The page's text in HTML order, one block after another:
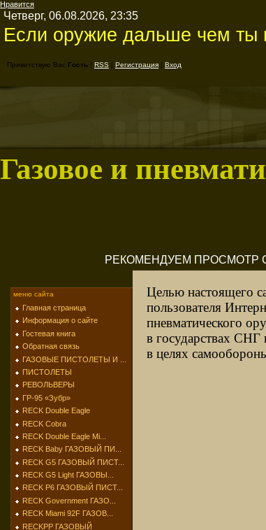
Нравится
Четверг, 06.08.2026, 23:35
Если оружие дальше чем ты
Приветствую Вас Гость | RSS | Регистрация | Вход
Газовое и
РЕКОМЕНДУЕМ ПРОСМОТР
меню сайта
Главная страница
Информация о сайте
Гостевая книга
Обратная связь
ГАЗОВЫЕ ПИСТОЛЕТЫ И ...
ПИСТОЛЕТЫ
РЕВОЛЬВЕРЫ
ГР-95 «Зубр»
RECK Double Eagle
RECK Cobra
RECK Double Eagle Mi...
RECK Baby ГАЗОВЫЙ ПИ...
RECK G5 ГАЗОВЫЙ ПИСТ...
RECK G5 Light ГАЗОВЫ...
RECK P6 ГАЗОВЫЙ ПИСТ...
RECK Government ГАЗО...
RECK Miami 92F ГАЗОВ...
RECKPP ГАЗОВЫЙ
Целью настоящего
пользователя
пневматического
в государствах СНГ
в целях